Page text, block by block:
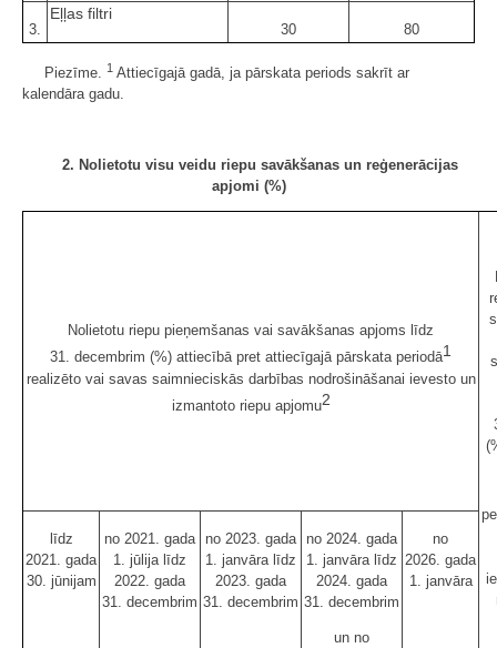
3.
Eļļas filtri
30 80
Piezīme. 1 Attiecīgajā gadā, ja pārskata periods sakrīt ar
kalendāra gadu.
2. Nolietotu visu veidu riepu savākšanas un reģenerācijas
apjomi (%)
Nolietotu riepu pieņemšanas vai savākšanas apjoms līdz
31. decembrim (%) attiecībā pret attiecīgajā pārskata periodā1
realizēto vai savas saimnieciskās darbības nodrošināšanai ievesto un
izmantoto riepu apjomu2
līdz
2021. gada
30. jūnijam
no 2021. gada
1. jūlija līdz
2022. gada
31. decembrim
no 2023. gada
1. janvāra līdz
2023. gada
31. decembrim
no 2024. gada
1. janvāra līdz
2024. gada
31. decembrim
un no
no
2026. gada
1. janvāra